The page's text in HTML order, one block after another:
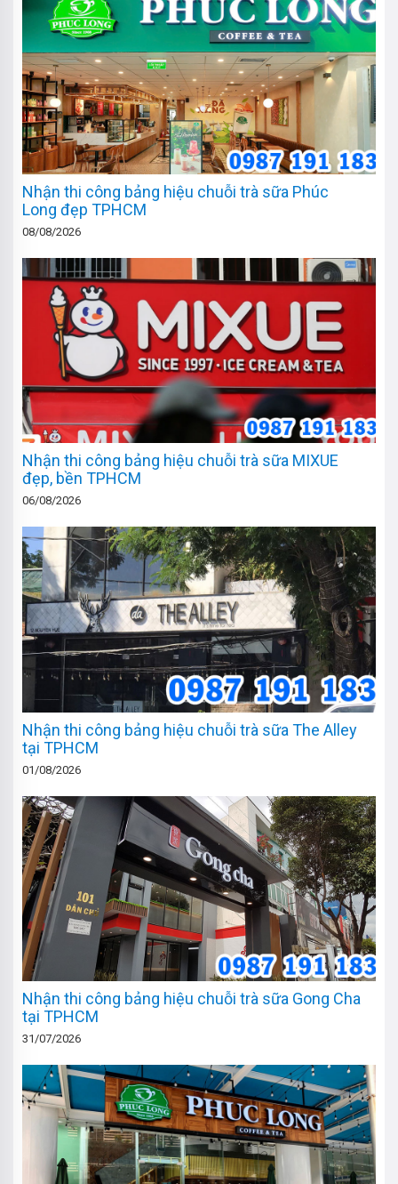
Nhận thi công bảng hiệu chuỗi trà sữa Phúc
Long đẹp TPHCM
08/08/2026
Nhận thi công bảng hiệu chuỗi trà sữa MIXUE
đẹp, bền TPHCM
06/08/2026
Nhận thi công bảng hiệu chuỗi trà sữa The Alley
tại TPHCM
01/08/2026
Nhận thi công bảng hiệu chuỗi trà sữa Gong Cha
tại TPHCM
31/07/2026